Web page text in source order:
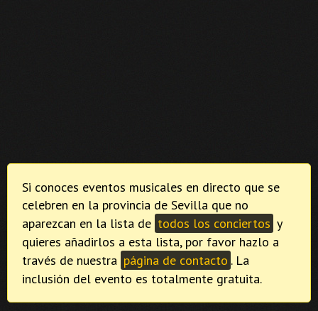
Si conoces eventos musicales en directo que se
celebren en la provincia de Sevilla que no
aparezcan en la lista de todos los conciertos y
quieres añadirlos a esta lista, por favor hazlo a
través de nuestra página de contacto . La
inclusión del evento es totalmente gratuita.